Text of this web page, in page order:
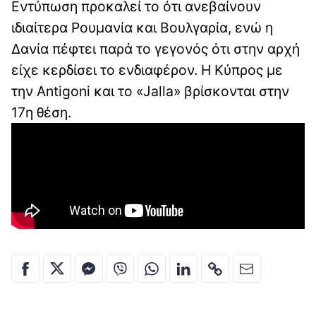
Εντύπωση προκαλεί το ότι ανεβαίνουν
ιδιαίτερα Ρουμανία και Βουλγαρία, ενώ η
Δανία πέφτει παρά το γεγονός ότι στην αρχή
είχε κερδίσει το ενδιαφέρον. Η Κύπρος με
την Antigoni και το «Jalla» βρίσκονται στην
17η θέση.